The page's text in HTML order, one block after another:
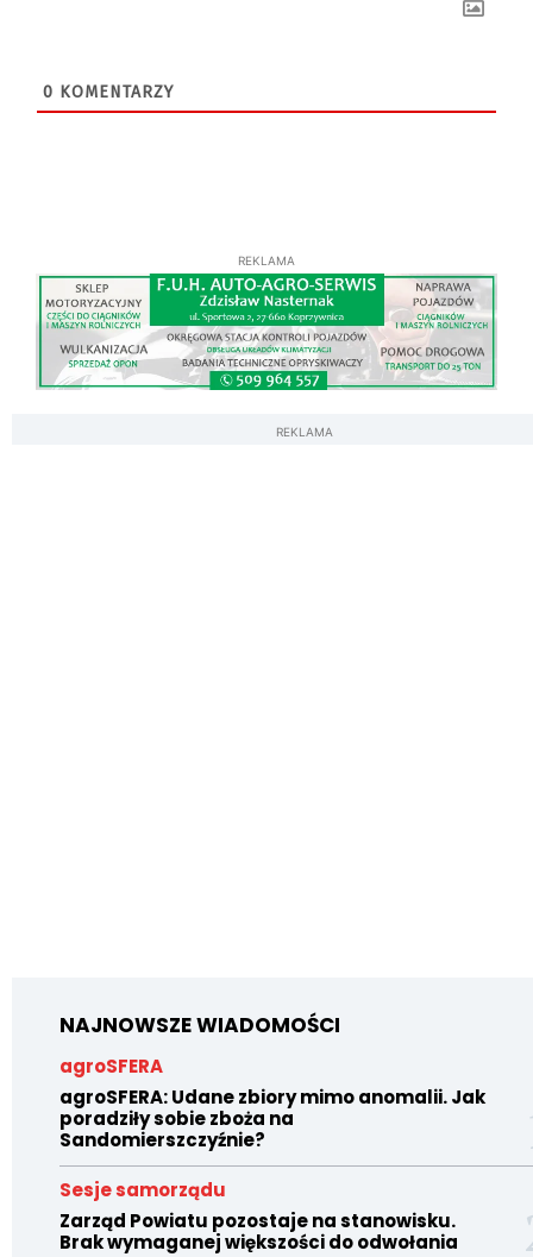
0 KOMENTARZY
REKLAMA
REKLAMA
NAJNOWSZE WIADOMOŚCI
agroSFERA
agroSFERA: Udane zbiory mimo anomalii. Jak
poradziły sobie zboża na
Sandomierszczyźnie?
Sesje samorządu
Zarząd Powiatu pozostaje na stanowisku.
Brak wymaganej większości do odwołania